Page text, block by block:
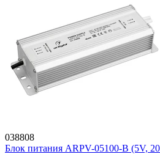
038808
Блок питания ARPV-05100-B (5V,